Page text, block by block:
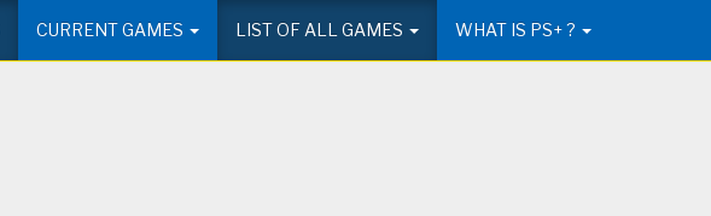
CURRENT GAMES LIST OF ALL GAMES WHAT IS PS+ ?